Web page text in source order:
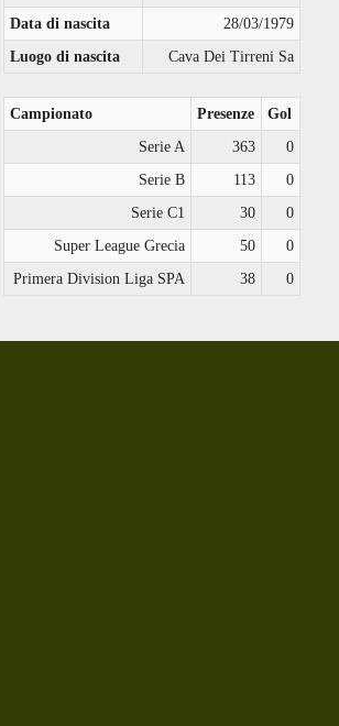
Data di nascita
28/03/1979
Luogo di nascita
Cava Dei Tirreni Sa
Campionato Presenze
Gol
Serie A
363
0
Serie B
113
0
Serie C1
30
0
Super League Grecia
50
0
Primera Division Liga SPA
38 0